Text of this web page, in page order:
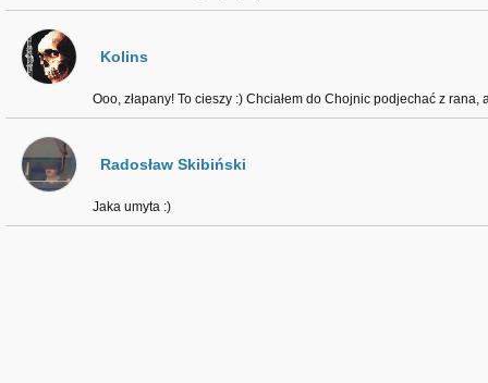
Kolins
Ooo, złapany! To cieszy :) Chciałem do Chojnic podjechać z rana,
Radosław Skibiński
Jaka umyta :)